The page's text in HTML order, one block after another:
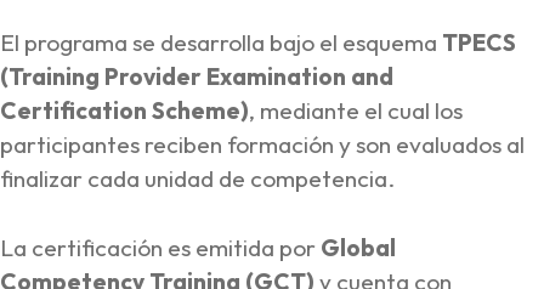
El programa se desarrolla bajo el esquema TPECS
(Training Provider Examination and
Certification Scheme), mediante el cual los
participantes reciben formación y son evaluados al
finalizar cada unidad de competencia.
La certificación es emitida por Global
Competency Training (GCT) y cuenta con